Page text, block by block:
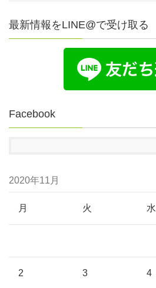
最新情報をLINE@で受け取る
Facebook
2020年11月
月 火 水
2 3 4